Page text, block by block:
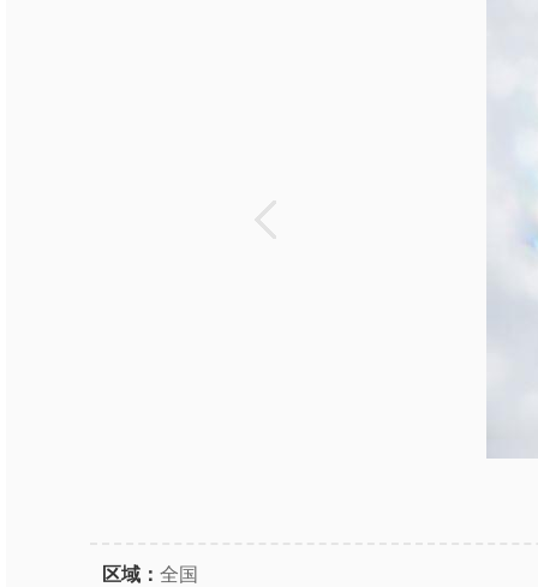
区域： 全国